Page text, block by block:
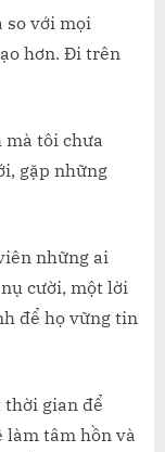
so với mọi
hơn. Đi trên
mà tôi chưa
gặp những
những ai
cười, một lời
để họ vững tin
thời gian để
làm tâm hồn và